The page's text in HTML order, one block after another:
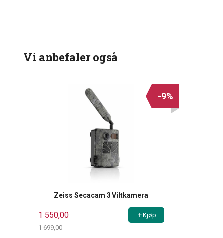
Vi anbefaler også
Zeiss Secacam 3 Viltkamera
1 550,00
1 699,00
-9%
Kjøp